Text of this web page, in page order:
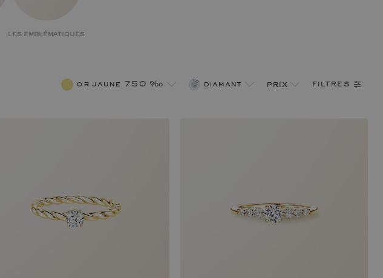
LES EMBLÉMATIQUES
or jaune 750 ‰ diamant prix filtres